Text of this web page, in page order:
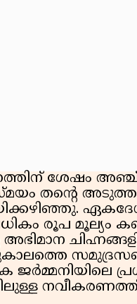
ശേഷം അഞ്ച്
തന്റെ
രൂപ
അഭിമാന
ജർമ്മനിയിലെ